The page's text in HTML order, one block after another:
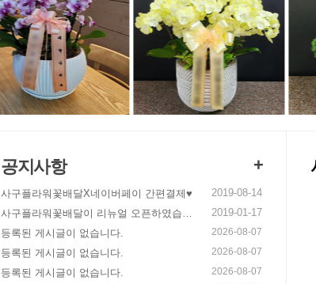
공지사항 +
사구플라워꽃배달X네이버페이 간편결제♥
2019-08-14
사구플라워꽃배달이 리뉴얼 오픈하였습니
다!
2019-01-17
등록된 게시글이 없습니다.
2026-08-07
등록된 게시글이 없습니다. 2026-08-07
등록된 게시글이 없습니다. 2026-08-07